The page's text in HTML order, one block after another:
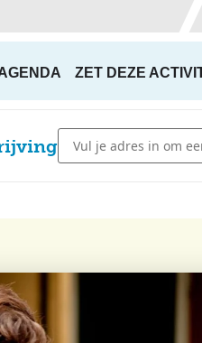
ZET DEZE
Address - Disco -